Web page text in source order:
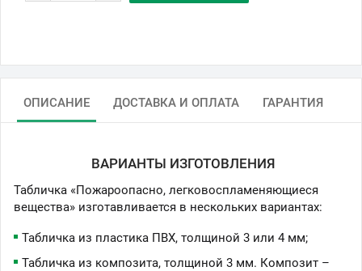
ОПИСАНИЕ ДОСТАВКА И ОПЛАТА ГАРАНТИЯ
ВАРИАНТЫ ИЗГОТОВЛЕНИЯ
Табличка «Пожароопасно, легковоспламеняющиеся
вещества» изготавливается в нескольких вариантах:
Табличка из пластика ПВХ, толщиной 3 или 4 мм;
Табличка из композита, толщиной 3 мм. Композит –